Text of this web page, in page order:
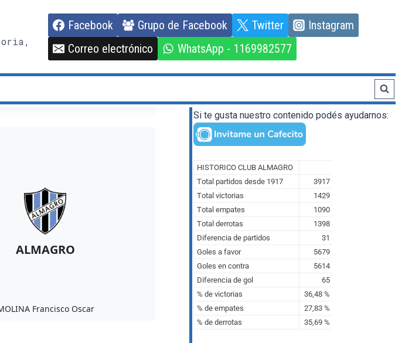
Facebook Grupo de Facebook Twitter
Instagram
Correo electrónico
WhatsApp - 1169982577
ALMAGRO
Francisco Oscar
Si te gusta nuestro contenido podés ayudarnos: